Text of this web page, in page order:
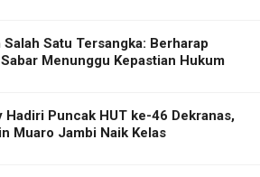
Salah Satu Tersangka: Berharap
Menunggu Kepastian Hukum
Hadiri Puncak HUT ke-46 Dekranas,
Muaro Jambi Naik Kelas